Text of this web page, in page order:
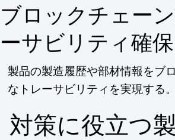
ブロックチェー
ーサビリティ確保
製品の製造履歴や部材情報をブ
なトレーサビリティを実現する。
対策に役立つ